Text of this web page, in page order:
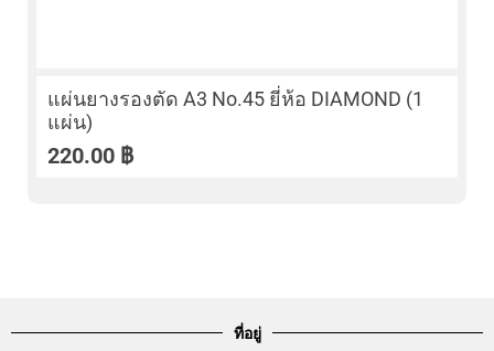
แผ่นยางรองตัด A3 No.45 ยี่ห้อ DIAMOND (1
แผ่น)
220.00 ฿
ที่อยู่